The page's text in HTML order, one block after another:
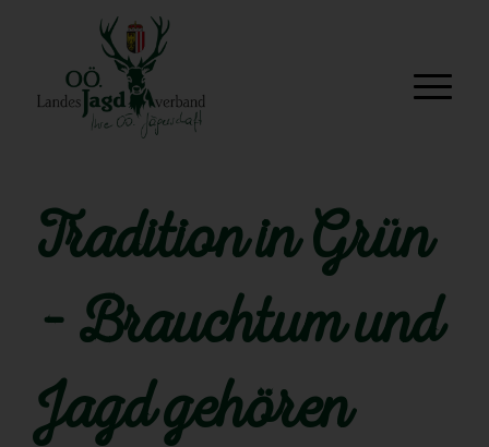
Tradition in Grün
– Brauchtum und
Jagd gehören